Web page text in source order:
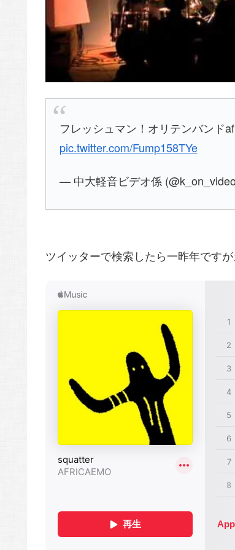
フレッシュマン！オリテンバンド
pic.twitter.com/Fump158TYe
— 中大軽音ビデオ係
ツイッターで検索したら一昨年です